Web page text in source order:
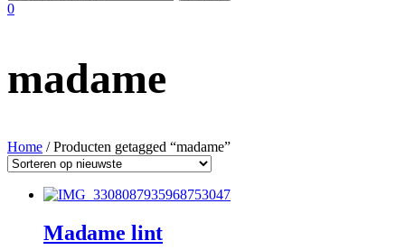
0
madame
Home / Producten getagged “madame”
Madame lint